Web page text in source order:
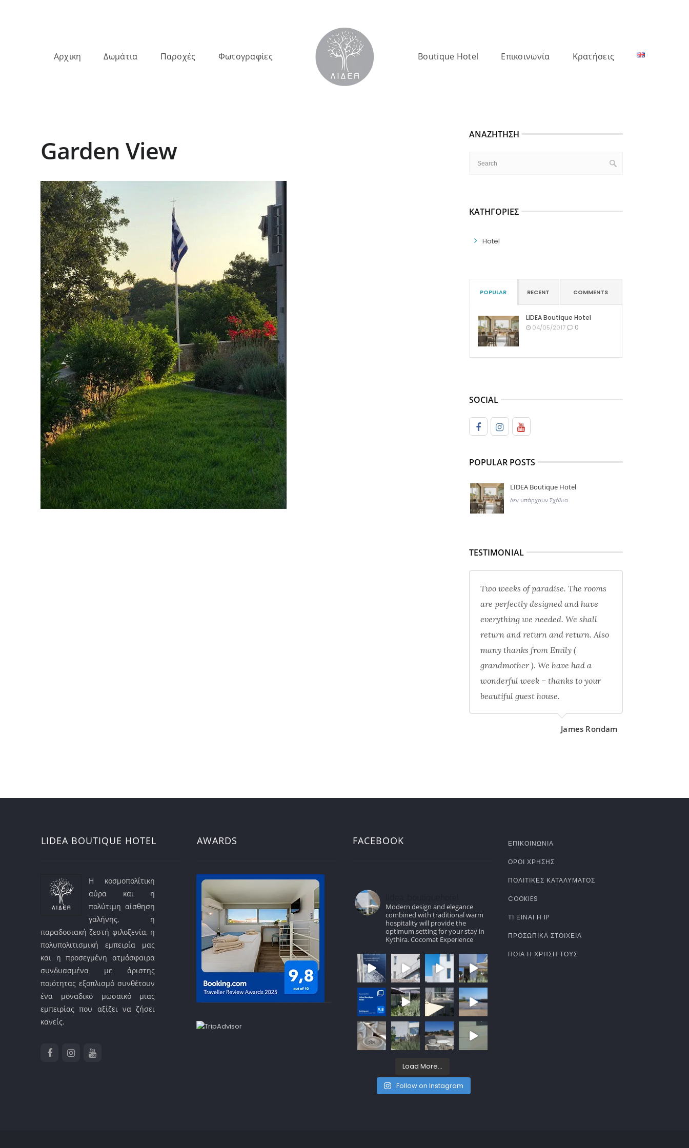
Αρχικη Δωμάτια Παροχές Φωτογραφίες Boutique Hotel Επικοινωνία Κρατήσεις
Garden View
ΑΝΑΖΉΤΗΣΗ
ΚΑΤΗΓΟΡΊΕΣ
Hotel
POPULAR RECENT COMMENTS
LIDEA Boutique Hotel
04/05/2017 0
SOCIAL
POPULAR POSTS
LIDEA Boutique Hotel
Δεν υπάρχουν Σχόλια
TESTIMONIAL
Two weeks of paradise. The rooms
are perfectly designed and have
everything we needed. We shall
return and return and return. Also
many thanks from Emily (
grandmother ). We have had a
wonderful week – thanks to your
beautiful guest house.
James Rondam
LIDEA BOUTIQUE HOTEL
Η κοσμοπολίτικη
αύρα και η
πολύτιμη αίσθηση
γαλήνης, η
παραδοσιακή ζεστή φιλοξενία, η
πολυπολιτισμική εμπειρία μας
και η προσεγμένη ατμόσφαιρα
συνδυασμένα με άριστης
ποιότητας εξοπλισμό συνθέτουν
ένα μοναδικό μωσαϊκό μιας
εμπειρίας που αξίζει να ζήσει
κανείς.
AWARDS FACEBOOK
Modern design and elegance
combined with traditional warm
hospitality will provide the
optimum setting for your stay in
Kythira.Cocomat Experience
Load More...
Follow on Instagram
ΕΠΙΚΟΙΝΩΝΙΑ
ΌΡΟΙ ΧΡΉΣΗΣ
ΠΟΛΙΤΙΚΈΣ ΚΑΤΑΛΎΜΑΤΟΣ
COOKIES
ΤΊ ΕΊΝΑΙ Η IP
ΠΡΟΣΩΠΙΚΆ ΣΤΟΙΧΕΊΑ
ΠΟΙΑ Η ΧΡΉΣΗ ΤΟΥΣ